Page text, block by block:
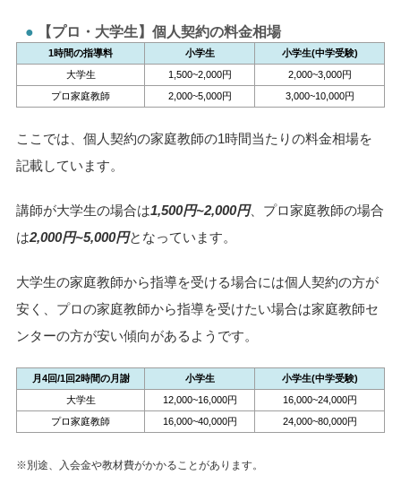
【プロ・大学生】個人契約の料金相場
1時間の指導料 小学生
小学生(中学受験)
大学生
1,500~2,000円
2,000~3,000円
プロ家庭教師
2,000~5,000円 3,000~10,000円
ここでは、個人契約の家庭教師の1時間当たりの料金相場を
記載しています。
講師が大学生の場合は1,500円~2,000円、プロ家庭教師の場合
は2,000円~5,000円となっています。
大学生の家庭教師から指導を受ける場合には個人契約の方が
安く、プロの家庭教師から指導を受けたい場合は家庭教師セ
ンターの方が安い傾向があるようです。
月4回/1回2時間の月謝 小学生
小学生(中学受験)
大学生
12,000~16,000円
16,000~24,000円
プロ家庭教師
16,000~40,000円 24,000~80,000円
※別途、入会金や教材費がかかることがあります。